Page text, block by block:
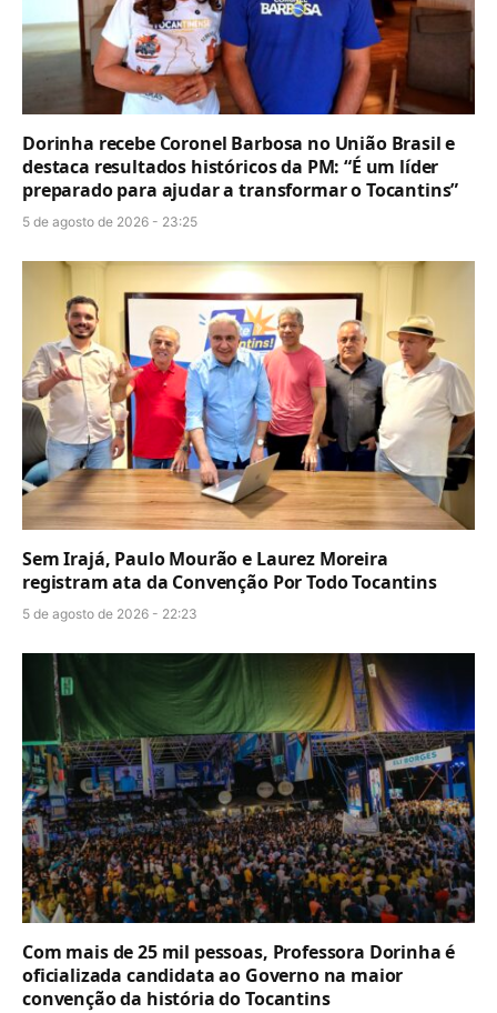
Dorinha recebe Coronel Barbosa no União Brasil e
destaca resultados históricos da PM: “É um líder
preparado para ajudar a transformar o Tocantins”
5 de agosto de 2026 - 23:25
Sem Irajá, Paulo Mourão e Laurez Moreira
registram ata da Convenção Por Todo Tocantins
5 de agosto de 2026 - 22:23
Com mais de 25 mil pessoas, Professora Dorinha é
oficializada candidata ao Governo na maior
convenção da história do Tocantins